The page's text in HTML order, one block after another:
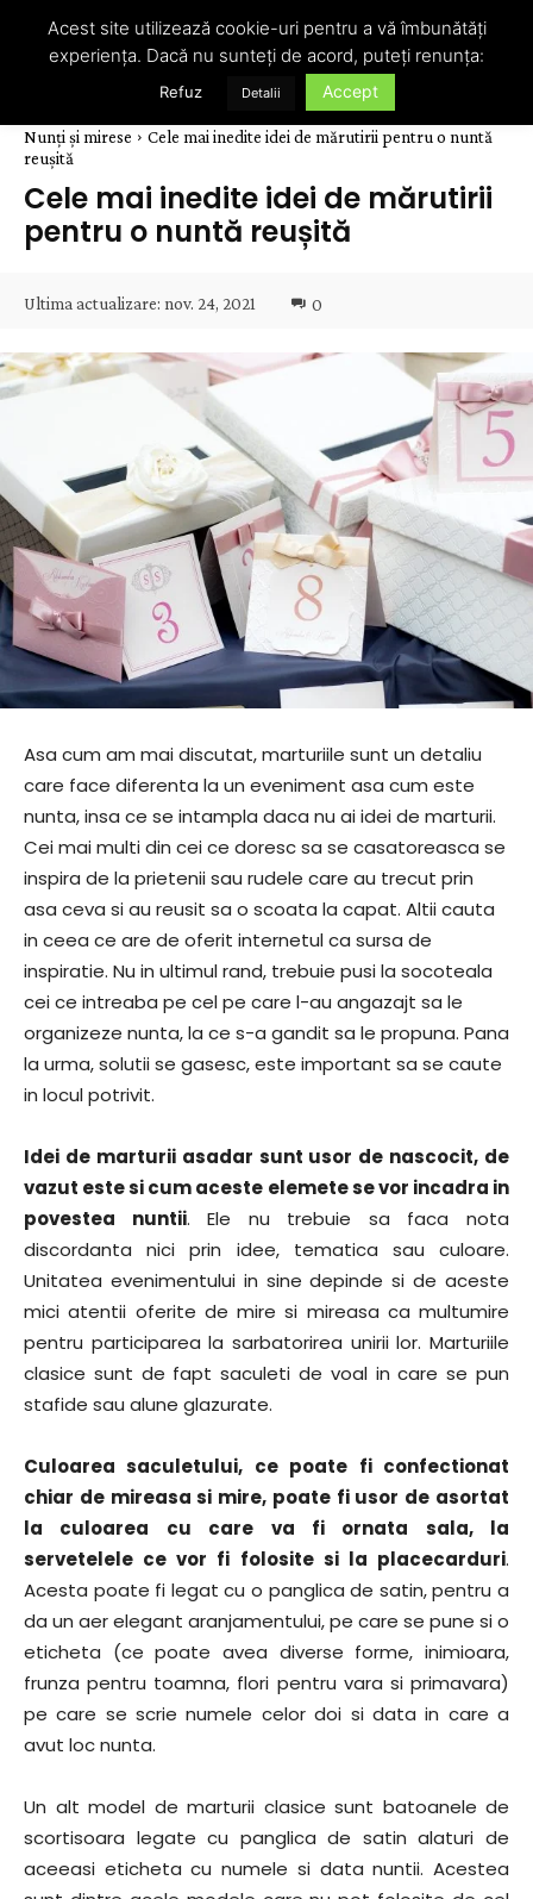
Nunți și mirese
Cele mai inedite idei de mărutirii pentru o nuntă
reușită
Cele mai inedite idei de mărutirii
pentru o nuntă reușită
Ultima actualizare: nov. 24, 2021 0
Asa cum am mai discutat, marturiile sunt un detaliu
care face diferenta la un eveniment asa cum este
nunta, insa ce se intampla daca nu aiidei de marturii.
Cei mai multi din cei ce doresc sa se casatoreasca se
inspira de la prietenii sau rudele care au trecut prin
asa ceva si au reusit sa o scoata la capat. Altii cauta
in ceea ce are de oferit internetul ca sursa de
inspiratie. Nu in ultimul rand, trebuie pusi la socoteala
cei ce intreaba pe cel pe care l-au angazajt sa le
organizeze nunta, la ce s-a gandit sa le propuna. Pana
la urma, solutii se gasesc, este important sa se caute
in locul potrivit.
Idei de marturii asadar sunt usor de nascocit, de
vazut este si cum aceste elemete se vor incadra in
povestea nuntii. Ele nu trebuie sa faca nota
discordanta nici prin idee, tematica sau culoare.
Unitatea evenimentului in sine depinde si de aceste
mici atentii oferite de mire si mireasa ca multumire
pentru participarea la sarbatorirea unirii lor. Marturiile
clasice sunt de fapt saculeti de voal in care se pun
stafide sau alune glazurate.
Culoarea saculetului, ce poate fi confectionat
chiar de mireasa si mire, poate fi usor de asortat
la culoarea cu care va fi ornata sala, la
servetelele ce vor fi folosite si la placecarduri.
Acesta poate fi legat cu o panglica de satin, pentru a
da un aer elegant aranjamentului, pe care se pune si o
eticheta (ce poate avea diverse forme, inimioara,
frunza pentru toamna, flori pentru vara si primavara)
pe care se scrie numele celor doi si data in care a
avut loc nunta.
Un alt model de marturii clasice sunt batoanele de
scortisoara legate cu panglica de satin alaturi de
aceeasi eticheta cu numele si data nuntii. Acestea
Acest site utilizează cookie-uri pentru a vă îmbunătăți
experiența. Dacă nu sunteți de acord, puteți renunța:
Refuz Detalii Accept